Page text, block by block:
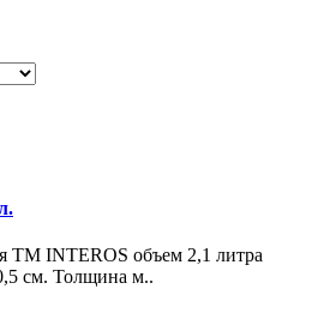
TM INTEROS объем 2,1 литра
см. Толщина м..